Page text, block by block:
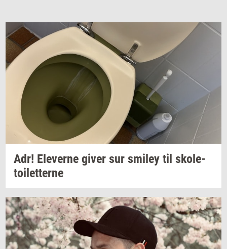
Adr! Ele­ver­ne giver sur smiley til sko­le­
toilet­ter­ne